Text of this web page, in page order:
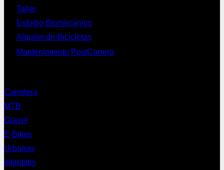
Taller
Estudio Biomecánico
Alquiler de Bicicletas
Mantenimiento PostCarrera
Carretera
MTB
Gravel
E-Bikes
Urbanas
Infantiles